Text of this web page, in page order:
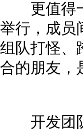
更值得一
举行，成员
组队打怪、
合的朋友，
开发团队